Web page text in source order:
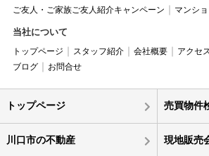
ご友人・ご家族ご友人紹介キャンペーン
マンシ
当社について
トップページ スタッフ紹介 会社概要 アクセス
ブログ
お問合せ
トップページ 売買物件
川口市の不動産 現地販売